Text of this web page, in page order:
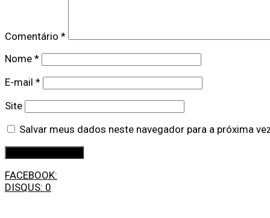
Comentário *
Nome *
E-mail *
Site
Salvar meus dados neste navegador para a próxima
FACEBOOK:
DISQUS: 0